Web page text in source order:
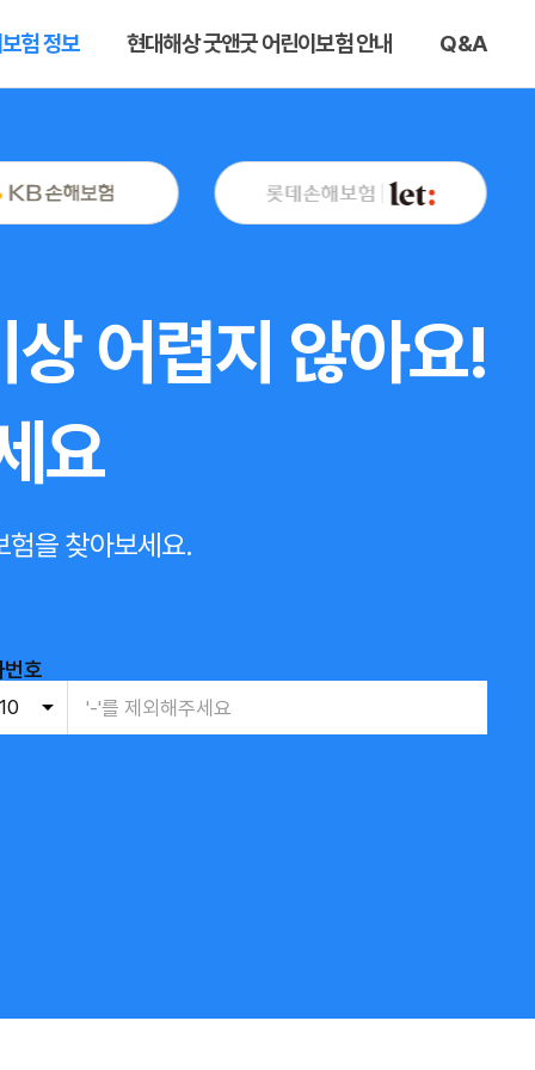
험 정보 현대해상 굿앤굿 어린이보험 안내 Q&A
어렵지 않아요!
요
을 찾아보세요.
번호